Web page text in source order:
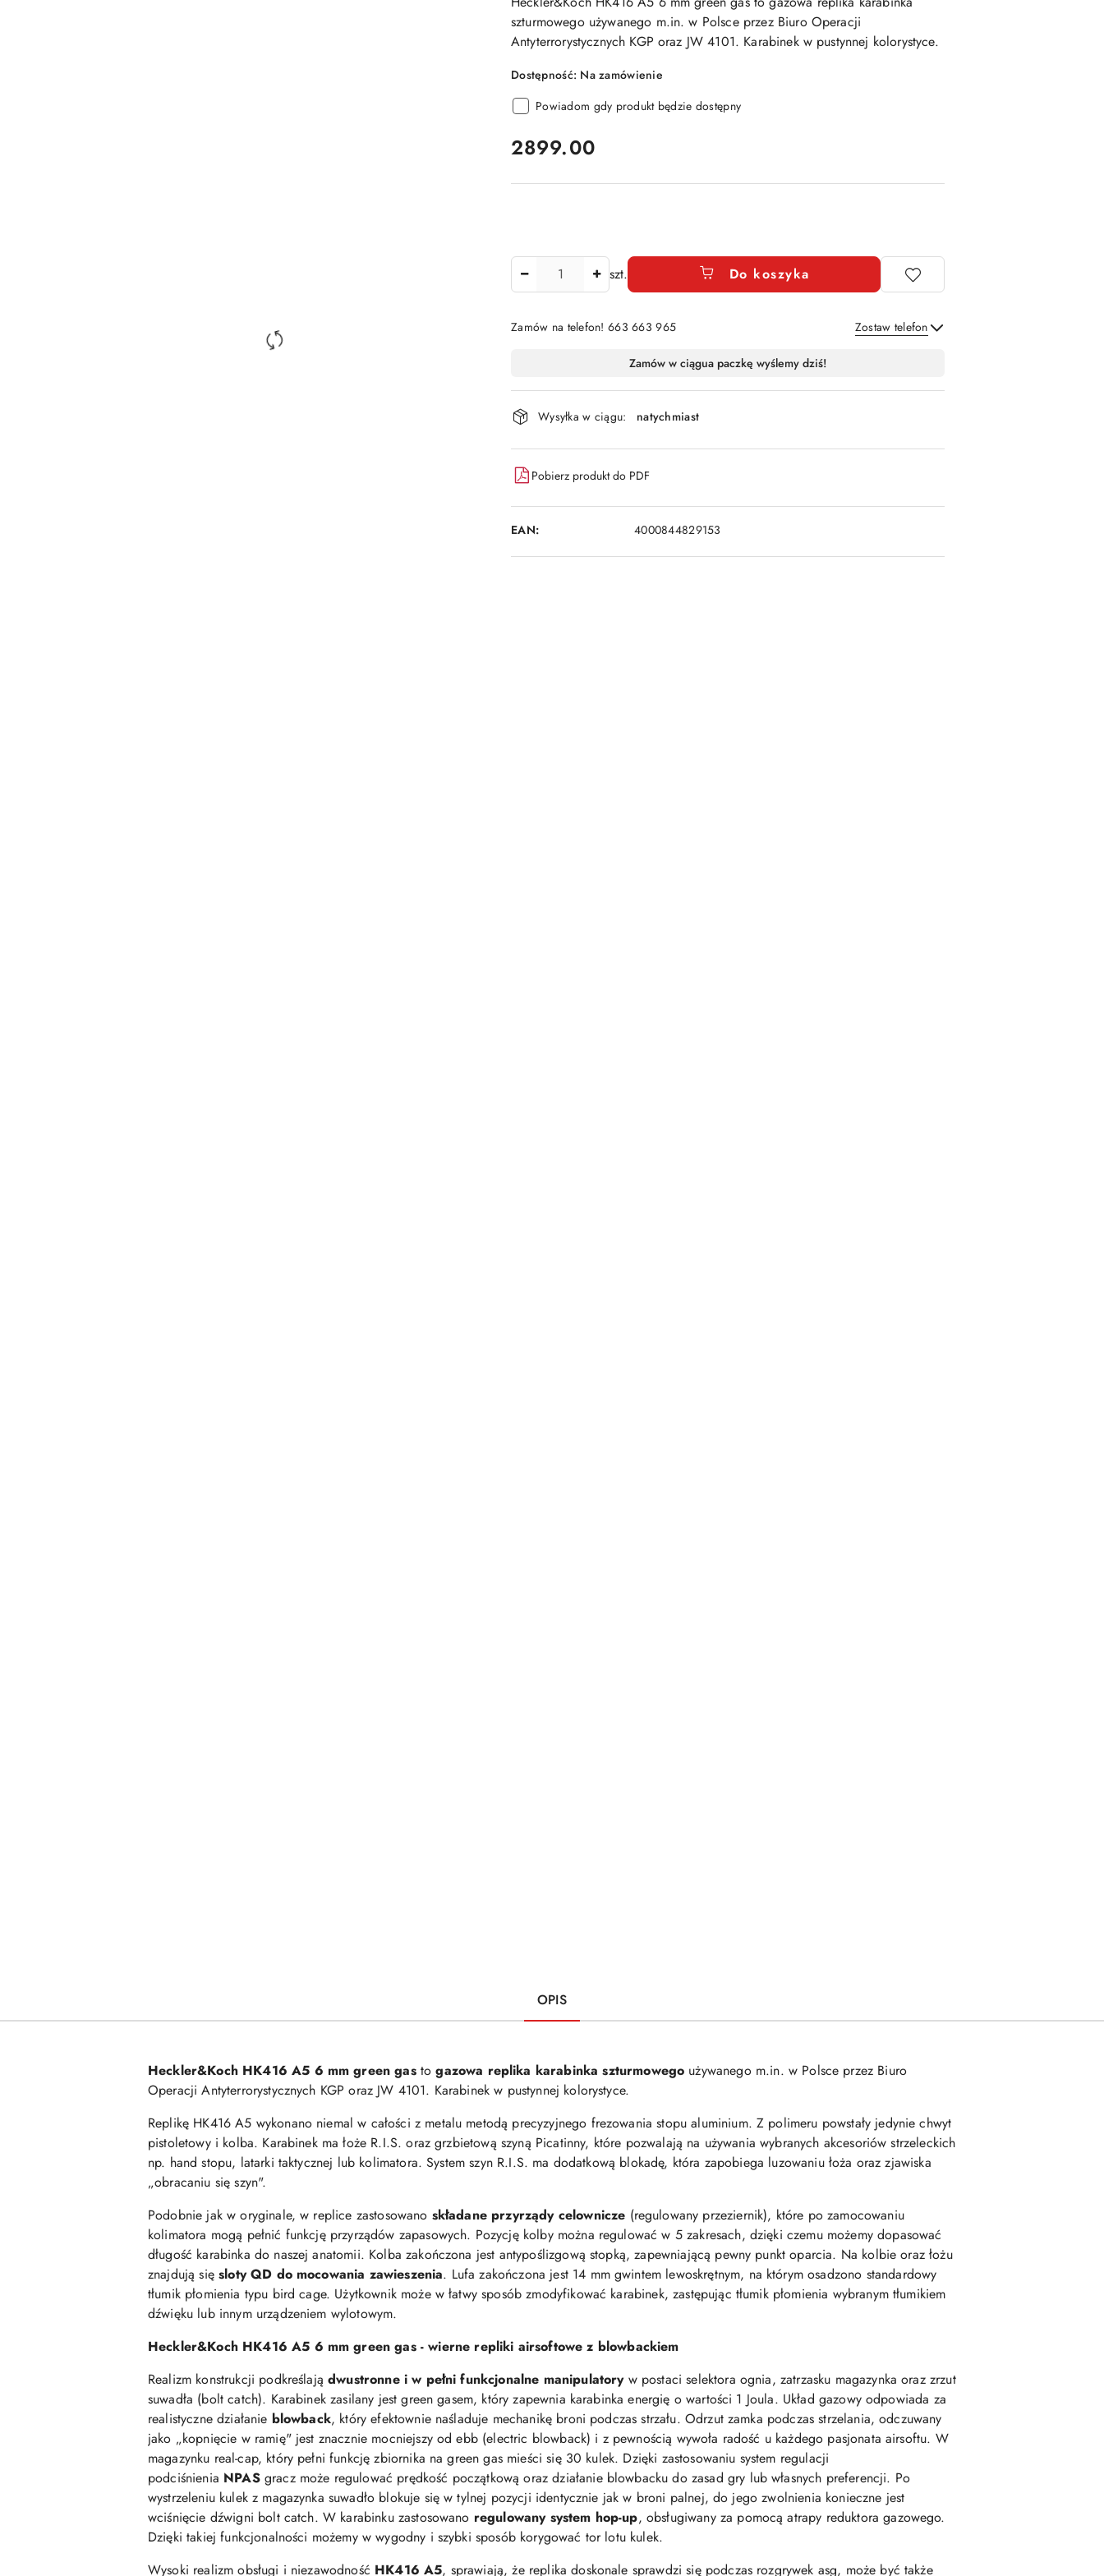
szturmowego używanego m.in. w Polsce przez Biuro Operacji
Antyterrorystycznych KGP oraz JW 4101. Karabinek w pustynnej kolorystyce.
Dostępność: Na zamówienie
Powiadom gdy produkt będzie dostępny
cena:
2899.00
szt. Do koszyka
Zamów na telefon! 663 663 965 Zostaw telefon
i
dostawa
Zamów w ciągua paczkę wyślemy dziś!
Wysyłka w ciągu: natychmiast
Pobierz produkt do PDF
EAN: 4000844829153
OPIS
Heckler&Koch HK416 A5 6 mm green gastogazowa replika karabinka szturmowego używanego m.in. w Polsce przez Biuro
Operacji Antyterrorystycznych KGP oraz JW 4101. Karabinek w pustynnej kolorystyce.
Replikę HK416 A5 wykonano niemal w całości z metalu metodą precyzyjnego frezowania stopu aluminium. Z polimeru powstały jedynie chwyt
pistoletowy i kolba. Karabinek ma łoże R.I.S. oraz grzbietową szyną Picatinny, które pozwalają na używania wybranych akcesoriów strzeleckich
np. hand stopu, latarki taktycznej lub kolimatora. System szyn R.I.S. ma dodatkową blokadę, która zapobiega luzowaniu łoża oraz zjawiska
„obracaniu się szyn".
Podobnie jak w oryginale, w replice zastosowano składane przyrządy celownicze (regulowany przeziernik), które po zamocowaniu
kolimatora mogą pełnić funkcję przyrządów zapasowych. Pozycję kolby można regulować w 5 zakresach, dzięki czemu możemy dopasować
długość karabinka do naszej anatomii. Kolba zakończona jest antypoślizgową stopką, zapewniającą pewny punkt oparcia. Na kolbie oraz łożu
znajdują sięsloty QD do mocowania zawieszenia. Lufa zakończona jest 14 mm gwintem lewoskrętnym, na którym osadzono standardowy
tłumik płomienia typu bird cage. Użytkownik może w łatwy sposób zmodyfikować karabinek, zastępując tłumik płomienia wybranym tłumikiem
dźwięku lub innym urządzeniem wylotowym.
Heckler&Koch HK416 A5 6 mm green gas - wierne repliki airsoftowe z blowbackiem
Realizm konstrukcji podkreślają dwustronne i w pełni funkcjonalne manipulatory w postaci selektora ognia, zatrzasku magazynka oraz zrzut
suwadła (bolt catch). Karabinek zasilany jest green gasem, który zapewnia karabinka energię o wartości 1 Joula. Układ gazowy odpowiada za
realistyczne działanie blowback, który efektownie naśladuje mechanikę broni podczas strzału. Odrzut zamka podczas strzelania, odczuwany
jako „kopnięcie w ramię" jest znacznie mocniejszy od ebb (electric blowback) i z pewnością wywoła radość u każdego pasjonata airsoftu. W
magazynku real-cap, który pełni funkcję zbiornika na green gas mieści się 30 kulek. Dzięki zastosowaniu system regulacji
podciśnienia NPASgracz może regulować prędkość początkową oraz działanie blowbacku do zasad gry lub własnych preferencji. Po
wystrzeleniu kulek z magazynka suwadło blokuje się w tylnej pozycji identycznie jak w broni palnej, do jego zwolnienia konieczne jest
wciśnięcie dźwigni bolt catch. W karabinku zastosowano regulowany system hop-up, obsługiwany za pomocą atrapy reduktora gazowego.
Dzięki takiej funkcjonalności możemy w wygodny i szybki sposób korygować tor lotu kulek.
Wysoki realizm obsługi i niezawodność HK416 A5, sprawiają, że replika doskonale sprawdzi się podczas rozgrywek asg, może być także